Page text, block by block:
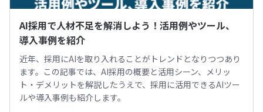
AI採用で人材不足を解消しよう！活用例やツール、
導入事例を紹介
近年、採用にAIを取り入れることがトレンドとなりつつあり
ます。この記事では、AI採用の概要と活用シーン、メリッ
ト・デメリットを解説したうえで、採用に活用できるAIツー
ルや導入事例も紹介します。